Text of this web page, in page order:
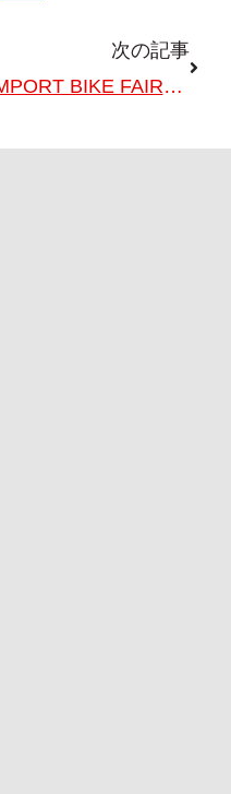
次の記事
IMPORT BIKE FAIR（輸入バイク合同展示・試乗・商談会）開催！